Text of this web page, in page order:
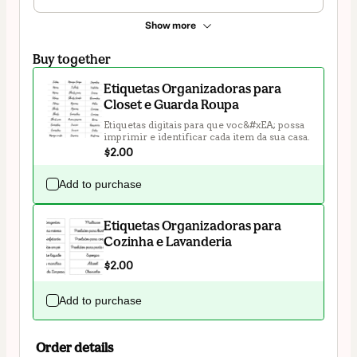
Show more
Buy together
Etiquetas Organizadoras para
Closet e Guarda Roupa
Etiquetas digitais para que voc&#xEA; possa
imprimir e identificar cada item da sua casa.
$2.00
Add to purchase
Etiquetas Organizadoras para
Cozinha e Lavanderia
$2.00
Add to purchase
Order details